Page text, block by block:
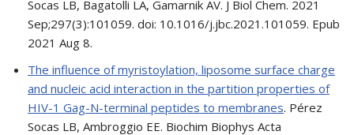
Socas LB, Bagatolli LA, Gamarnik AV. J Biol Chem. 2021
Sep;297(3):101059. doi: 10.1016/j.jbc.2021.101059. Epub
2021 Aug 8.
The influence of myristoylation, liposome surface charge
and nucleic acid interaction in the partition properties of
HIV-1 Gag-N-terminal peptides to membranes. Pérez
Socas LB, Ambroggio EE. Biochim Biophys Acta